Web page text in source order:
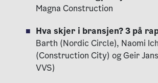
Magna Construction
Hva skjer i bransjen? 3 på
Barth (Nordic Circle), Naomi
(Construction City) og Geir
VVS)